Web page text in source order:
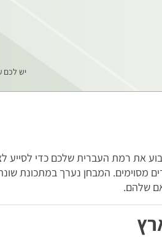
יש לכם
את רמת העברית שלכם כדי לסייע
מסוימים. המבחן נערך במתכונת
שלהם.